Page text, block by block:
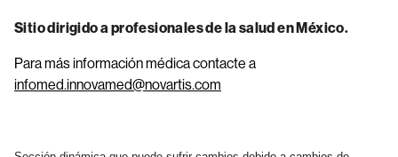
Sitio dirigido a profesionales de la salud en México.
Para más información médica contacte a
infomed.innovamed@novartis.com